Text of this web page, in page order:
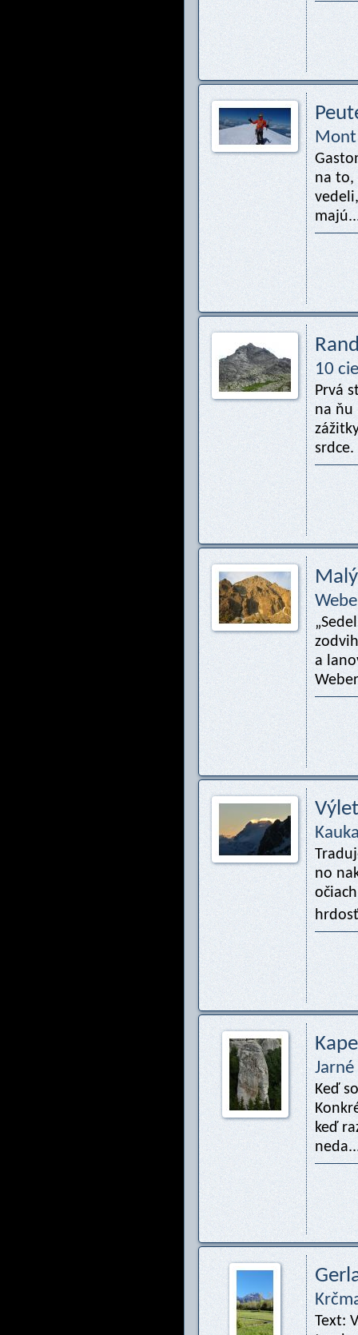
Mont
na to,
10
Prvá
na ňu
srdce.
a
no
Keď
keď
Text: